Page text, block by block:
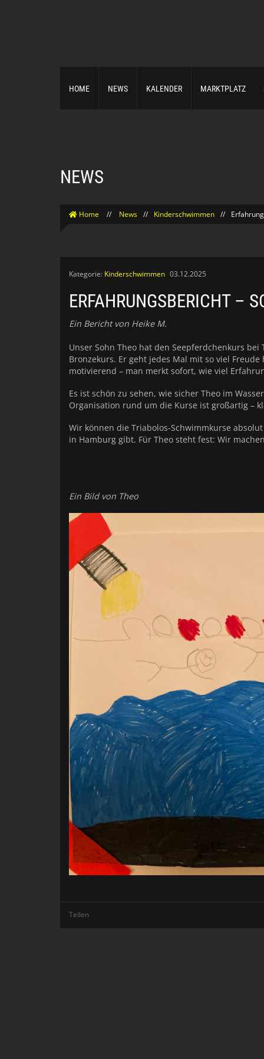
HOME NEWS KALENDER MARKTPLATZ
Home // News // Kinderschwimmen //
NEWS
Kategorie: Kinderschwimmen 03.12.2025
ERFAHRUNGSBERICHT –
Ein Bericht von Heike M.
Unser Sohn Theo hat den Seepferdchenkurs
Bronzekurs. Er geht jedes Mal mit so viel
motivierend – man merkt sofort, wie viel
Es ist schön zu sehen, wie sicher Theo im
Organisation rund um die Kurse ist großartig –
Wir können die Triabolos-Schwimmkurse
in Hamburg gibt. Für Theo steht fest: Wir
Ein Bild von Theo
Teilen